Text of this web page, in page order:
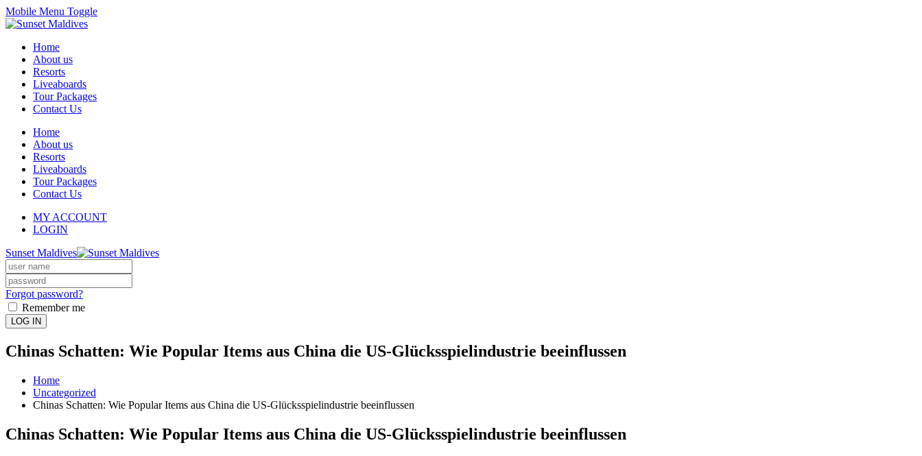
Mobile Menu Toggle
Home
About us
Resorts
Liveaboards
Tour Packages
Contact Us
Home
About us
Resorts
Liveaboards
Tour Packages
Contact Us
MY ACCOUNT
LOGIN
Sunset Maldives
Forgot password?
Remember me
LOG IN
Chinas Schatten: Wie Popular Items aus China die US-Glücksspielindustrie beeinflussen
Home
Uncategorized
Chinas Schatten: Wie Popular Items aus China die US-Glücksspielindustrie beeinflussen
Chinas Schatten: Wie Popular Items aus China die US-Glücksspielindustrie beeinflussen